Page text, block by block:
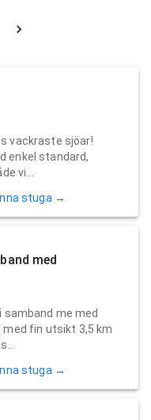
vackraste sjöar!
enkel standard,
vi...
stuga →
med
samband me med
med fin utsikt 3,5 km
stuga →